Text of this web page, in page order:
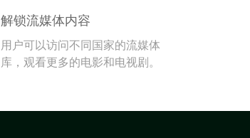
解锁流媒体内容
用户可以访问不同国家的流媒体
库，观看更多的电影和电视剧。